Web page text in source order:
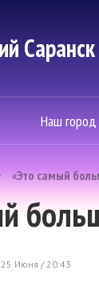
Наш город
«Это самый
Июня / 20:43